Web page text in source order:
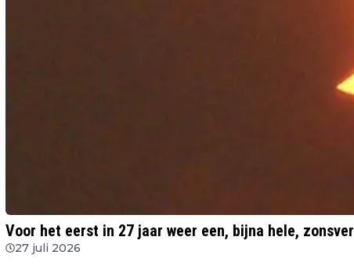
Voor het eerst in 27 jaar weer een, bijna hele,
27 juli 2026